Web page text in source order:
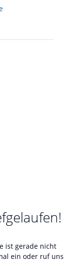
ist gerade nicht
ein oder ruf uns